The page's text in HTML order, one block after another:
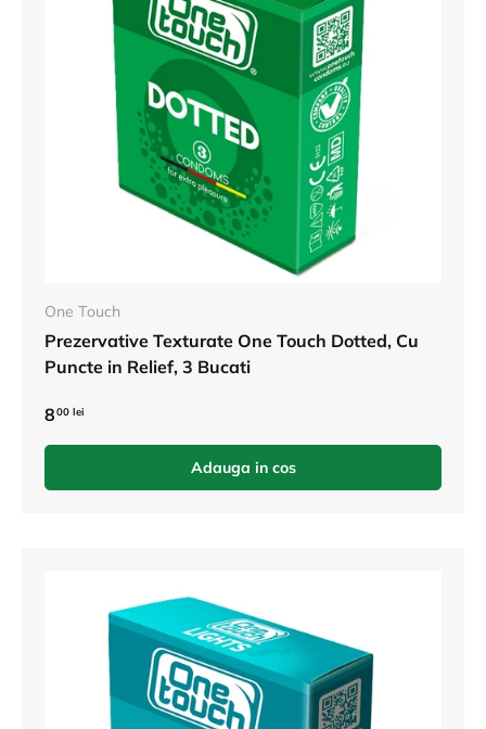
One Touch
Prezervative Texturate One Touch Dotted, Cu
Puncte in Relief, 3 Bucati
800 lei
Adauga in cos